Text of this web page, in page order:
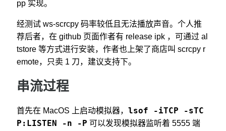
pp 实现。
经测试 ws-scrcpy 码率较低且无法播放声音。个人推
荐后者，在 github 页面作者有 release ipk ，可通过 al
tstore 等方式进行安装，作者也上架了商店叫 scrcpy r
emote，只卖 1 刀，建议支持下。
串流过程
首先在 MacOS 上启动模拟器，lsof -iTCP -sTC
P:LISTEN -n -P 可以发现模拟器监听着 5555 端